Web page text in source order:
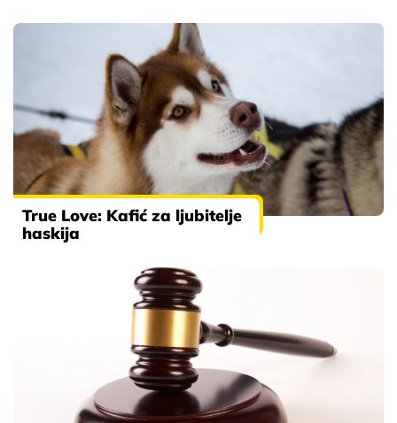
True Love: Kafić za ljubitelje
haskija